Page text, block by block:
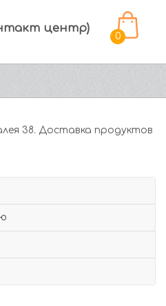
центр)
0
38. Доставка продуктов